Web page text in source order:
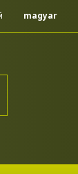
magyar